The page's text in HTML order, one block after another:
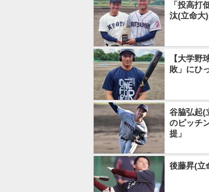
「投高
汰(立命大
【大学
敗」にひ
谷脇弘起(
のピッチ
提」
後藤昇(立